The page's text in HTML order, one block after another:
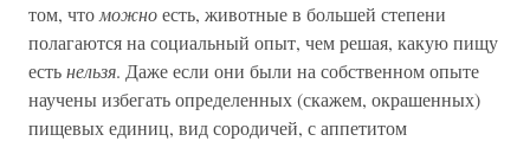
том, что можноесть, животные в большей степени
полагаются на социальный опыт, чем решая, какую пищу
естьнельзя. Даже если они были на собственном опыте
научены избегать определенных (скажем, окрашенных)
пищевых единиц, вид сородичей, с аппетитом